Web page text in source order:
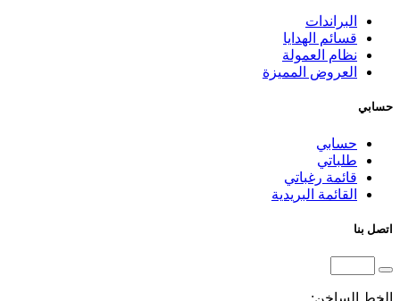
البراندات
قسائم الهدايا
نظام العمولة
العروض المميزة
حسابي
حسابي
طلباتي
قائمة رغباتي
القائمة البريدية
اتصل بنا
الخط الساخن: